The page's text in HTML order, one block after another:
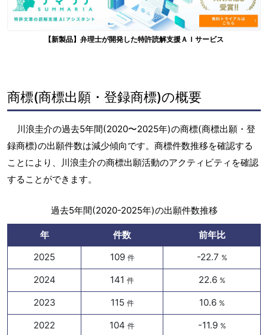
【新製品】弁理士が開発した特許読解支援ＡＩサービス
商標(商標出願・登録商標)の概要
川浪圭介の過去5年間(2020〜2025年)の商標(商標出願・登
録商標)の出願件数は減少傾向です。商標件数推移を確認する
ことにより、川浪圭介の商標出願活動のアクティビティを確認
することができます。
過去5年間(2020-2025年)の出願件数推移
年 件数
前年比
2025
109 件 -22.7 %
2024 141 件 22.6 %
2023 115 件 10.6 %
2022 104 件 -11.9 %